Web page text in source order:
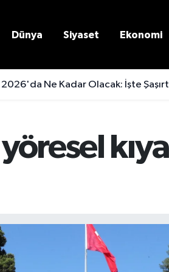
Dünya Siyaset Ekonomi
Ne Kadar Olacak: İşte